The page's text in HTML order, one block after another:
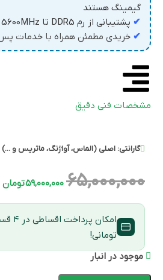
گیمینگ هستند
✔ پشتیبانی از رم DDR5 تا 5600MHz (در حالت OC)
✔ خریدی مطمئن همراه با خدمات
مشخصات فنی دقیق
گارانتی: اصلی (الماس، آواژنگ، ماتریس و ...)
۶۵,۰۰۰,۰۰۰ ۵۹,۰۰۰,۰۰۰تومان
امکان پرداخت اقساطی در ۴ قسط
تومانی!
موجود در انبار